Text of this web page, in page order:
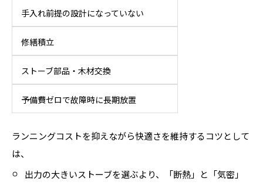
手入れ前提の設計になっていない
修繕積立
ストーブ部品・木材交換
予備費ゼロで故障時に長期放置
ランニングコストを抑えながら快適さを維持するコツとして
は、
出力の大きいストーブを選ぶより、「断熱」と「気密」